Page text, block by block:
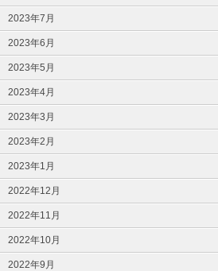
2023年7月
2023年6月
2023年5月
2023年4月
2023年3月
2023年2月
2023年1月
2022年12月
2022年11月
2022年10月
2022年9月